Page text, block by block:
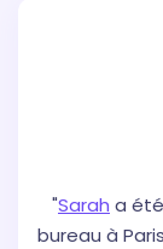
"Sarah a
bureau à